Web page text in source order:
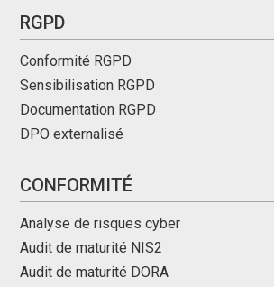
RGPD
Conformité RGPD
Sensibilisation RGPD
Documentation RGPD
DPO externalisé
CONFORMITÉ
Analyse de risques cyber
Audit de maturité NIS2
Audit de maturité DORA